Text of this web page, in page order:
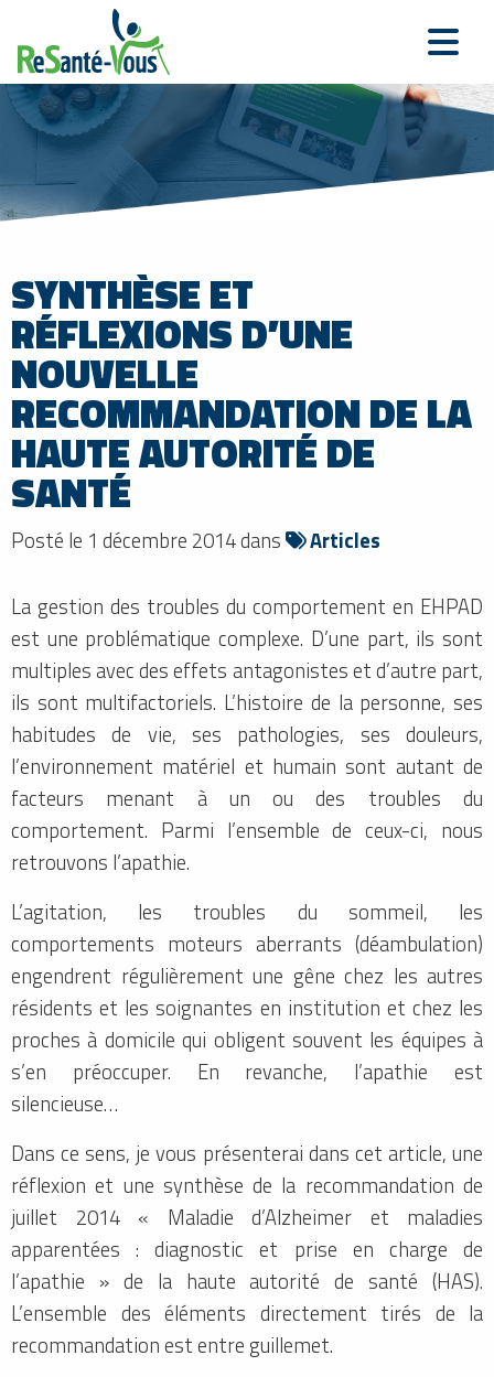
SYNTHÈSE ET
RÉFLEXIONS D’UNE
NOUVELLE
RECOMMANDATION DE LA
HAUTE AUTORITÉ DE
SANTÉ
Posté le 1 décembre 2014 dans Articles
La gestion des troubles du comportement en EHPAD
est une problématique complexe. D’une part, ils sont
multiples avec des effets antagonistes et d’autre part,
ils sont multifactoriels. L’histoire de la personne, ses
habitudes de vie, ses pathologies, ses douleurs,
l’environnement matériel et humain sont autant de
facteurs menant à un ou des troubles du
comportement. Parmi l’ensemble de ceux-ci, nous
retrouvons l’apathie.
L’agitation, les troubles du sommeil, les
comportements moteurs aberrants (déambulation)
engendrent régulièrement une gêne chez les autres
résidents et les soignantes en institution et chez les
proches à domicile qui obligent souvent les équipes à
s’en préoccuper. En revanche, l’apathie est
silencieuse…
Dans ce sens, je vous présenterai dans cet article, une
réflexion et une synthèse de la recommandation de
juillet 2014 « Maladie d’Alzheimer et maladies
apparentées : diagnostic et prise en charge de
l’apathie » de la haute autorité de santé (HAS).
L’ensemble des éléments directement tirés de la
recommandation est entre guillemet.